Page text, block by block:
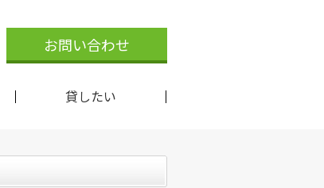
お問い合わせ
貸したい